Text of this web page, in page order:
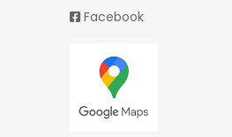
Facebook